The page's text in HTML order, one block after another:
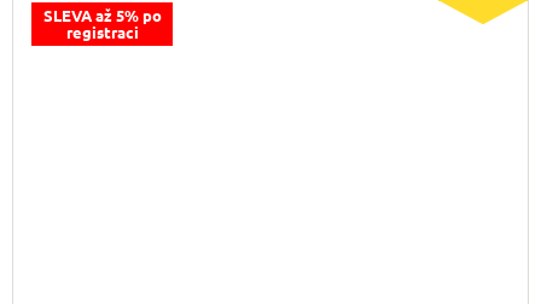
SLEVA až 5% po
registraci